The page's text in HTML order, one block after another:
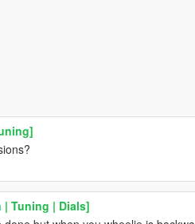
| Tuning | Dials]